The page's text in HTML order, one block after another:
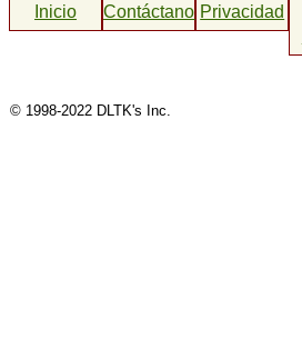
Inicio ContáctanosPrivacidad
© 1998-2022 DLTK's Inc.